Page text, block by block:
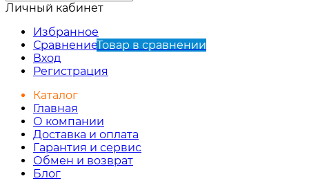
Личный кабинет
Избранное
СравнениеТовар в сравнении
Вход
Регистрация
Каталог
Главная
О компании
Доставка и оплата
Гарантия и сервис
Обмен и возврат
Блог